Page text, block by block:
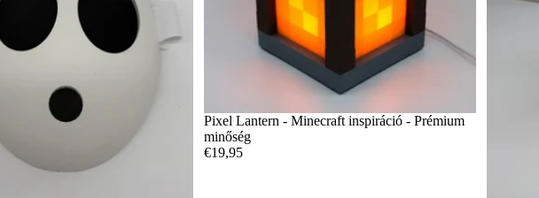
Pixel Lantern - Minecraft inspiráció - Prémium
minőség
€19,95